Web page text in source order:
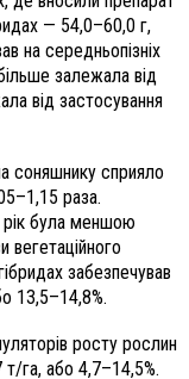
— 54,0–60,0 г,
на середньопізніх
залежала від
від застосування
соняшнику сприяло
раза.
рік була меншою
вегетаційного
забезпечував
13,5–14,8%.
росту рослин
га, або 4,7–14,5%.